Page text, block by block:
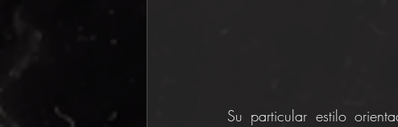
Su particular estilo